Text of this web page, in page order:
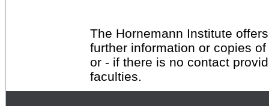
The Hornemann Institute
further information or copies
or - if there is no contact
faculties.